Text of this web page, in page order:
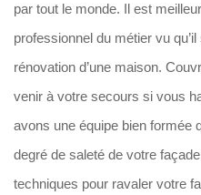
par tout le monde. Il est
professionnel du métier vu
rénovation d’une maison.
venir à votre secours si vous
avons une équipe bien formée
degré de saleté de votre
techniques pour ravaler votre